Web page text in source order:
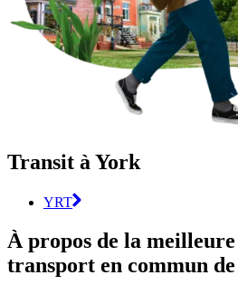
Transit à York
YRT
À propos de la
transport en commun